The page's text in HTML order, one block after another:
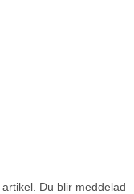
Du blir meddelad